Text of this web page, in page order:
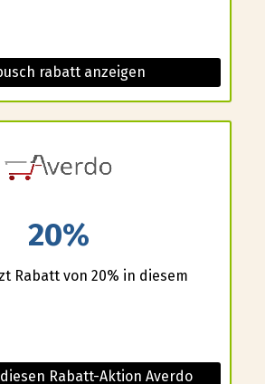
rabatt anzeigen
20%
Rabatt von 20% in diesem
Rabatt-Aktion Averdo